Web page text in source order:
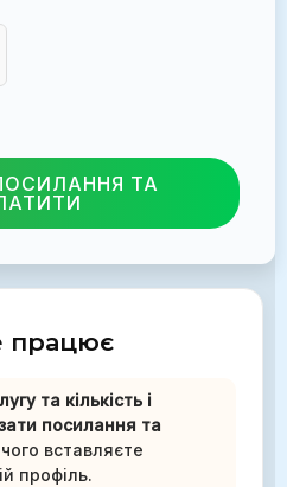
ТА
працює
та кількість і
посилання та
вставляєте
профіль.